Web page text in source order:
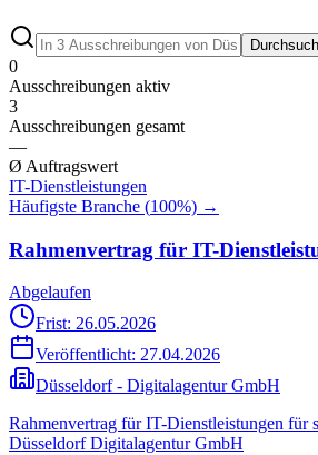
0
Ausschreibungen aktiv
3
Ausschreibungen gesamt
—
Ø Auftragswert
IT-Dienstleistungen
Häufigste Branche (100%) →
Rahmenvertrag für IT-
Abgelaufen
Frist: 26.05.2026
Veröffentlicht: 27.04.2026
Düsseldorf - Digitalagentur GmbH
Rahmenvertrag für IT-Dienstleistungen für
Düsseldorf Digitalagentur GmbH